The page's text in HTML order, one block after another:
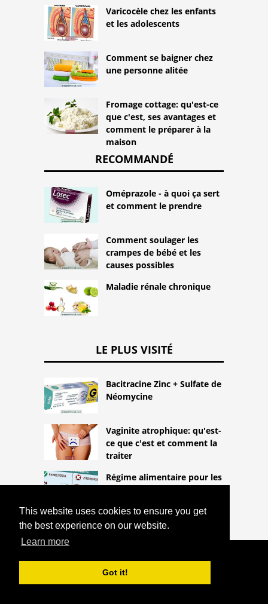
This website uses cookies to ensure you get
the best experience on our website.
Learn more
Got it!
Varicocèle chez les enfants
et les adolescents
Comment se baigner chez
une personne alitée
Fromage cottage: qu'est-ce
que c'est, ses avantages et
comment le préparer à la
maison
RECOMMANDÉ
Oméprazole - à quoi ça sert
et comment le prendre
Comment soulager les
crampes de bébé et les
causes possibles
Maladie rénale chronique
LE PLUS VISITÉ
Bacitracine Zinc + Sulfate de
Néomycine
Vaginite atrophique: qu'est-
ce que c'est et comment la
traiter
Régime alimentaire pour les
COPYRIGHT 2026
HTTPS://THELIGHTLIFEBLOG.COM